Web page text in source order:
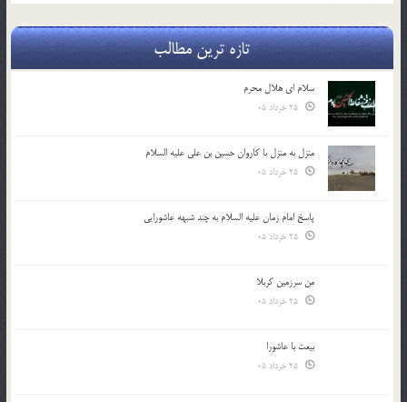
تازه ترین مطالب
سلام ای هلال محرم
منزل به منزل با کاروان حسین بن علی علیه السلام
پاسخ امام زمان علیه السلام به چند شبهه عاشورایی
من سرزمین کربلا
بیعت با عاشورا